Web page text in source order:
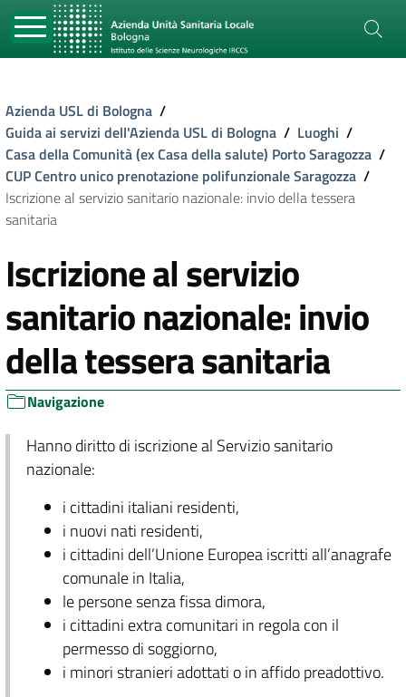
Azienda USL di Bologna /
Guida ai servizi dell'Azienda USL di Bologna / Luoghi /
Casa della Comunità (ex Casa della salute) Porto Saragozza /
CUP Centro unico prenotazione polifunzionale Saragozza /
Iscrizione al servizio sanitario nazionale: invio della tessera
sanitaria
Iscrizione al servizio
sanitario nazionale: invio
della tessera sanitaria
Navigazione
Hanno diritto di iscrizione al Servizio sanitario
nazionale:
i cittadini italiani residenti,
i nuovi nati residenti,
i cittadini dell’Unione Europea iscritti all’anagrafe
comunale in Italia,
le persone senza fissa dimora,
i cittadini extra comunitari in regola con il
permesso di soggiorno,
i minori stranieri adottati o in affido preadottivo.